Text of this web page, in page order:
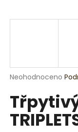
Průměrné
produktu
0,0
Neohodnoceno
j
?